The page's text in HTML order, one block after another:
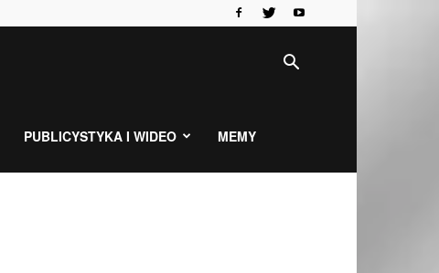
PUBLICYSTYKA I WIDEO MEMY